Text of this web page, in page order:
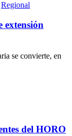
Regional
extensión
se convierte, en
del HORO